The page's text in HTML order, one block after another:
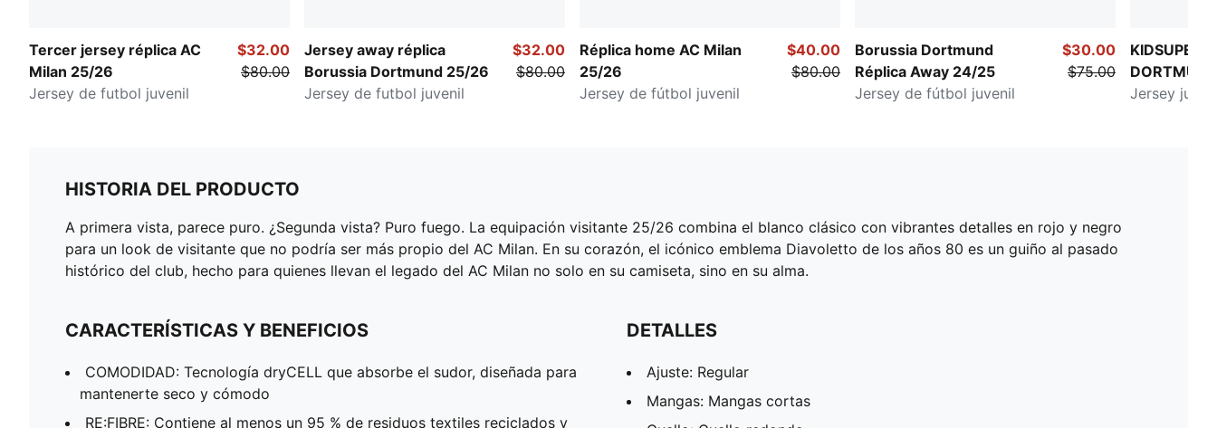
Tercer jersey réplica AC
Milan 25/26
Jersey de futbol juvenil
$32.00
$80.00
Jersey away réplica
Borussia Dortmund 25/26
Jersey de futbol juvenil
$32.00
$80.00
Réplica home AC Milan
25/26
Jersey de fútbol juvenil
$40.00
$80.00
Borussia Dortmund
Réplica Away 24/25
Jersey de fútbol juvenil
$30.00
$75.00
KIDSUPER
Jersey
HISTORIA DEL PRODUCTO
A primera vista, parece puro. ¿Segunda vista? Puro fuego. La equipación visitante 25/26 combina el blanco clásico con vibrantes detalles en rojo y negro
para un look de visitante que no podría ser más propio del AC Milan. En su corazón, el icónico emblema Diavoletto de los años 80 es un guiño al pasado
histórico del club, hecho para quienes llevan el legado del AC Milan no solo en su camiseta, sino en su alma.
CARACTERÍSTICAS Y BENEFICIOS
COMODIDAD: Tecnología dryCELL que absorbe el sudor, diseñada para
mantenerte seco y cómodo
RE:FIBRE: Contiene al menos un 95 % de residuos textiles reciclados y
DETALLES
Ajuste: Regular
Mangas: Mangas cortas